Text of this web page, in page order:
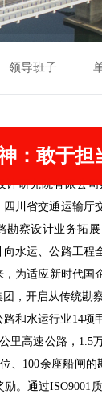
领导班子
：敢于担
计研究院有限公
四川省交通运输厅
勘察设计业务拓
水运、公路工程
为适应新时代国
，开启从传统勘
路和水运行业14项
里高速公路，1.5
、100余座船闸
。通过ISO9001